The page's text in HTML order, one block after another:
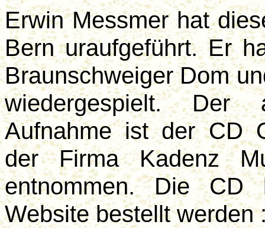
Erwin Messmer hat
Bern uraufgeführt. Er
Braunschweiger Dom
wiedergespielt. Der
Aufnahme ist der CD
der Firma Kadenz
entnommen. Die CD
Website bestellt